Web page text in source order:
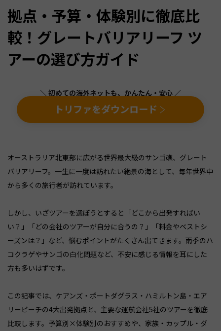
拠点・予算・体験別に徹底比
較！グレートバリアリーフ ツ
アーの選び方ガイド
＼ 初めての海外ネットも、かんたん・安心 ／
トリファをダウンロード
オーストラリア北東部に広がる世界最大級のサンゴ礁、グレート
バリアリーフ。一生に一度は訪れたい絶景の海として、毎年世界中
から多くの旅行者が訪れています。
しかし、いざツアーを選ぼうとすると「どこから出発すればい
い？」「どの会社のツアーが自分に合うの？」「料金やベストシ
ーズンは？」など、悩むポイントがたくさん出てきます。雨季のハ
コクラゲやサンゴの白化問題など、不安に感じる情報を耳にした
方も多いはずです。
この記事では、ケアンズ・ポートダグラス・ハミルトン島・エア
リービーチの4大出発拠点と、主要な運航会社5社のツアーを徹底
比較します。予算別×体験別のおすすめや、家族・カップル・ダ